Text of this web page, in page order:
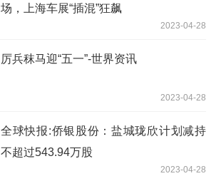
场，上海车展“插混”狂飙
2023-04-28
厉兵秣马迎“五一”-世界资讯
2023-04-28
全球快报:侨银股份：盐城珑欣计划减持
不超过543.94万股
2023-04-28